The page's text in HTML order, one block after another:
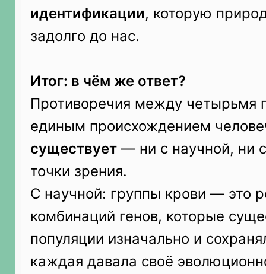
идентификации, которую
задолго до нас.
Итог: в чём же ответ?
Противоречия между четырьмя
единым происхождением
существует — ни с научной, ни
точки зрения.
С научной: группы крови — это
комбинаций генов, которые
популяции изначально и
каждая давала своё